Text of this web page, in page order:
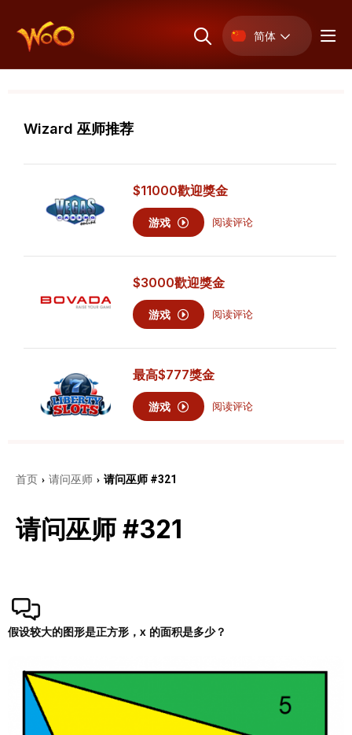
简体
Wizard 巫师推荐
$11000歡迎獎金
游戏 阅读评论
$3000歡迎獎金
游戏 阅读评论
最高$777獎金
游戏 阅读评论
首页 › 请问巫师 › 请问巫师 #321
请问巫师 #321
假设较大的图形是正方形，x 的面积是多少？